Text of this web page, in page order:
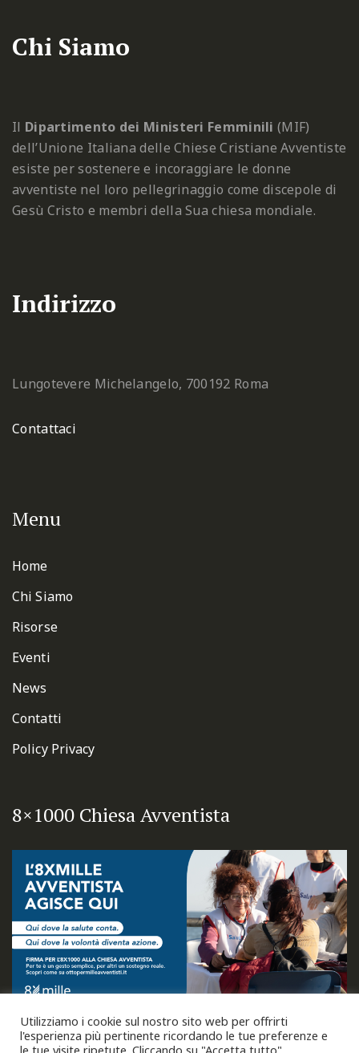
Chi Siamo
Il Dipartimento dei Ministeri Femminili (MIF)
dell’Unione Italiana delle Chiese Cristiane Avventiste
esiste per sostenere e incoraggiare le donne
avventiste nel loro pellegrinaggio come discepole di
Gesù Cristo e membri della Sua chiesa mondiale.
Indirizzo
Lungotevere Michelangelo, 700192 Roma
Contattaci
Menu
Home
Chi Siamo
Risorse
Eventi
News
Contatti
Policy Privacy
8×1000 Chiesa Avventista
Utilizziamo i cookie sul nostro sito web per offrirti
l'esperienza più pertinente ricordando le tue preferenze e
le tue visite ripetute. Cliccando su "Accetta tutto",